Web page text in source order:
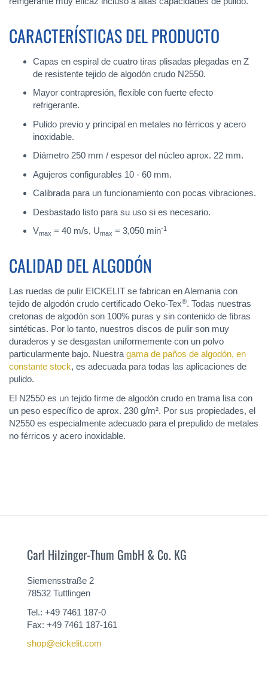
CARACTERÍSTICAS DEL PRODUCTO
Capas en espiral de cuatro tiras plisadas plegadas en Z
de resistente tejido de algodón crudo N2550.
Mayor contrapresión, flexible con fuerte efecto
refrigerante.
Pulido previo y principal en metales no férricos y acero
inoxidable.
Diámetro 250 mm / espesor del núcleo aprox. 22 mm.
Agujeros configurables 10 - 60 mm.
Calibrada para un funcionamiento con pocas vibraciones.
Desbastado listo para su uso si es necesario.
Vmax = 40 m/s, Umax = 3,050 min-1
CALIDAD DEL ALGODÓN
Las ruedas de pulir EICKELIT se fabrican en Alemania con
tejido de algodón crudo certificado Oeko-Tex®. Todas nuestras
cretonas de algodón son 100% puras y sin contenido de fibras
sintéticas. Por lo tanto, nuestros discos de pulir son muy
duraderos y se desgastan uniformemente con un polvo
particularmente bajo. Nuestra gama de paños de algodón, en
constante stock, es adecuada para todas las aplicaciones de
pulido.
El N2550 es un tejido firme de algodón crudo en trama lisa con
un peso específico de aprox. 230 g/m². Por sus propiedades, el
N2550 es especialmente adecuado para el prepulido de metales
no férricos y acero inoxidable.
Carl Hilzinger-Thum GmbH & Co. KG
Siemensstraße 2
78532 Tuttlingen
Tel.: +49 7461 187-0
Fax: +49 7461 187-161
shop@eickelit.com